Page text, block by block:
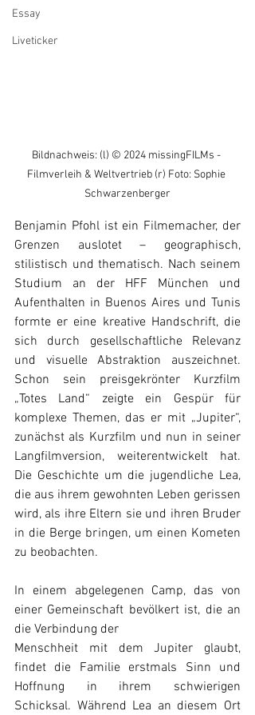
Essay
Liveticker
Bildnachweis: (l) © 2024 missingFILMs -
Filmverleih & Weltvertrieb (r) Foto: Sophie
Schwarzenberger
Benjamin Pfohl ist ein Filmemacher, der
Grenzen auslotet – geographisch,
stilistisch und thematisch. Nach seinem
Studium an der HFF München und
Aufenthalten in Buenos Aires und Tunis
formte er eine kreative Handschrift, die
sich durch gesellschaftliche Relevanz
und visuelle Abstraktion auszeichnet.
Schon sein preisgekrönter Kurzfilm
„Totes Land“ zeigte ein Gespür für
komplexe Themen, das er mit „Jupiter“,
zunächst als Kurzfilm und nun in seiner
Langfilmversion, weiterentwickelt hat.
Die Geschichte um die jugendliche Lea,
die aus ihrem gewohnten Leben gerissen
wird, als ihre Eltern sie und ihren Bruder
in die Berge bringen, um einen Kometen
zu beobachten.
In einem abgelegenen Camp, das von
einer Gemeinschaft bevölkert ist, die an
die Verbindung der
Menschheit mit dem Jupiter glaubt,
findet die Familie erstmals Sinn und
Hoffnung in ihrem schwierigen
Schicksal. Während Lea an diesem Ort